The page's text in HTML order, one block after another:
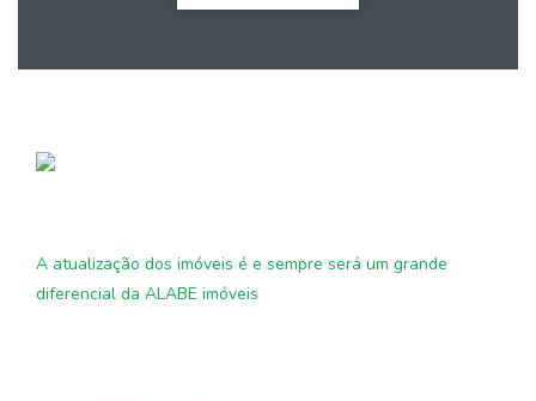
A atualização dos imóveis é e sempre será um grande
diferencial da ALABE imóveis